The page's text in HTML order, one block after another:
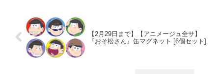
創業200 年を超える西
【2月29日まで】【アニメージュ全サ】
『おそ松さん』缶マグネット [6個セット]